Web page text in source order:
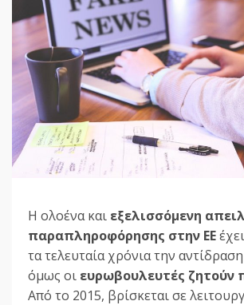
Η ολοένα και εξελισσόμενη
παραπληροφόρησης στην ΕΕ
τα τελευταία χρόνια την
όμως οι ευρωβουλευτές ζητούν
Από το 2015, βρίσκεται σε